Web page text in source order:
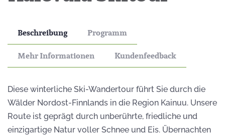
Beschreibung
Programm
Mehr Informationen
Kundenfeedback
Diese winterliche Ski-Wandertour führt Sie durch die
Wälder Nordost-Finnlands in die Region Kainuu. Unsere
Route ist geprägt durch unberührte, friedliche und
einzigartige Natur voller Schnee und Eis. Übernachten